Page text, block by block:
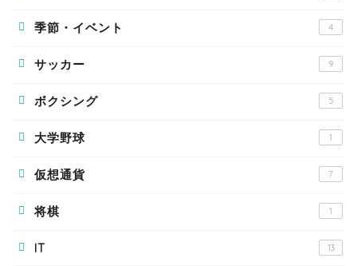
季節・イベント 4
サッカー 9
ボクシング 5
大学野球 1
仮想通貨 7
将棋 1
IT 13